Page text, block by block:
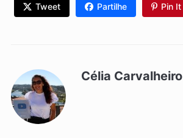
Tweet Partilhe Pin It
Célia Carvalheiro